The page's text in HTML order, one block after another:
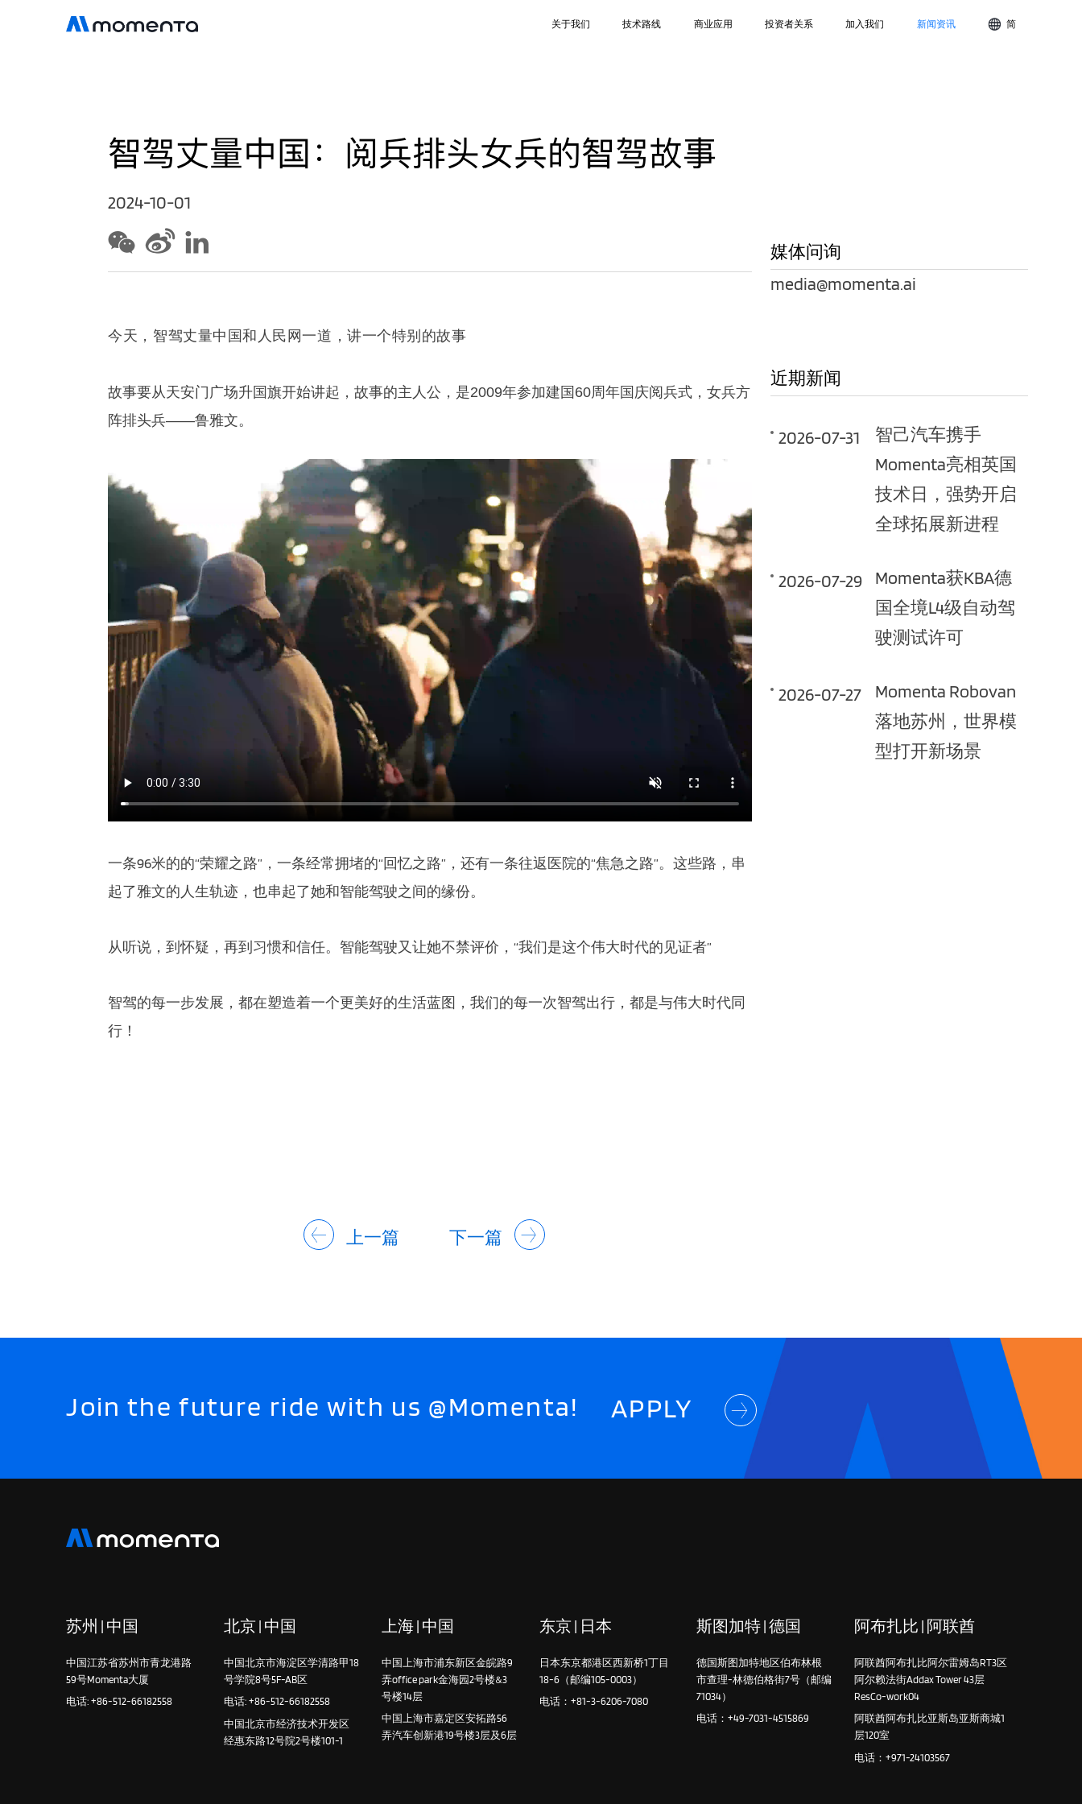
简
关于我们 技术路线 商业应用 投资者关系 加入我们 新闻资讯
智驾丈量中国：阅兵排头女兵的智驾故事
2024-10-01
今天，智驾丈量中国和人民网一道，讲一个特别的故事
故事要从天安门广场升国旗开始讲起，故事的主人公，是2009年参加建国60周年国庆阅兵式，女兵方
阵排头兵——鲁雅文。
一条96米的的“荣耀之路”，一条经常拥堵的“回忆之路”，还有一条往返医院的“焦急之路”。这些路，串
起了雅文的人生轨迹，也串起了她和智能驾驶之间的缘份。
从听说，到怀疑，再到习惯和信任。智能驾驶又让她不禁评价，“我们是这个伟大时代的见证者”
智驾的每一步发展，都在塑造着一个更美好的生活蓝图，我们的每一次智驾出行，都是与伟大时代同
行！
上一篇 下一篇
媒体问询
media@momenta.ai
近期新闻
2026-07-31
智己汽车携手
Momenta亮相英国
技术日，强势开启
全球拓展新进程
2026-07-29
Momenta获KBA德
国全境L4级自动驾
驶测试许可
2026-07-27
Momenta Robovan
落地苏州，世界模
型打开新场景
Join the future ride with us @Momenta! APPLY
苏州 | 中国
中国江苏省苏州市青龙港路
59号Momenta大厦
电话: +86-512-66182558
北京 | 中国
中国北京市海淀区学清路甲18
号学院8号5F-AB区
电话: +86-512-66182558
中国北京市经济技术开发区
经惠东路12号院2号楼101-1
上海 | 中国
中国上海市浦东新区金皖路9
弄office park金海园2号楼&3
号楼14层
中国上海市嘉定区安拓路56
弄汽车创新港19号楼3层及6层
东京 | 日本
日本东京都港区西新桥1丁目
18-6（邮编105-0003）
电话：+81-3-6206-7080
斯图加特 | 德国
德国斯图加特地区伯布林根
市查理-林德伯格街7号（邮编
71034）
电话：+49-7031-4515869
阿布扎比 | 阿联酋
阿联酋阿布扎比阿尔雷姆岛RT3区
阿尔赖法街Addax Tower 43层
ResCo-work04
阿联酋阿布扎比亚斯岛亚斯商城1
层120室
电话：+971-24103567